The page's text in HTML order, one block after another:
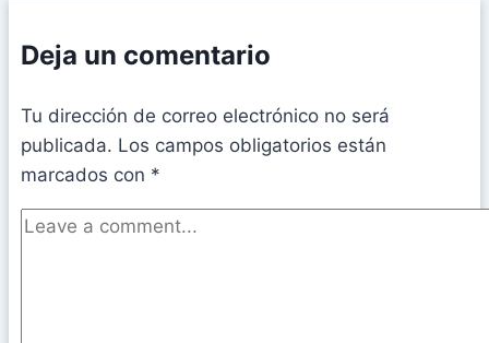
Deja un comentario
Tu dirección de correo electrónico no será
publicada. Los campos obligatorios están
marcados con *